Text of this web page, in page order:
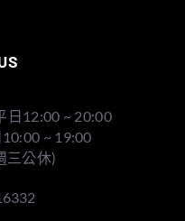
日12:00 ~ 20:00
~ 19:00
休)